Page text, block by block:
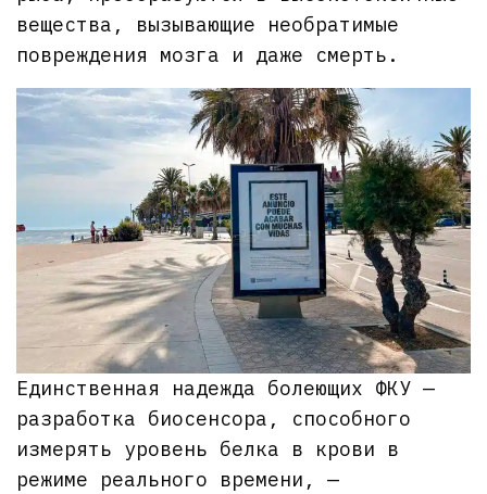
вещества, вызывающие необратимые
повреждения мозга и даже смерть.
Единственная надежда болеющих ФКУ —
разработка биосенсора, способного
измерять уровень белка в крови в
режиме реального времени, —